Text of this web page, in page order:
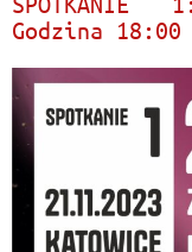
Godzina 18:00